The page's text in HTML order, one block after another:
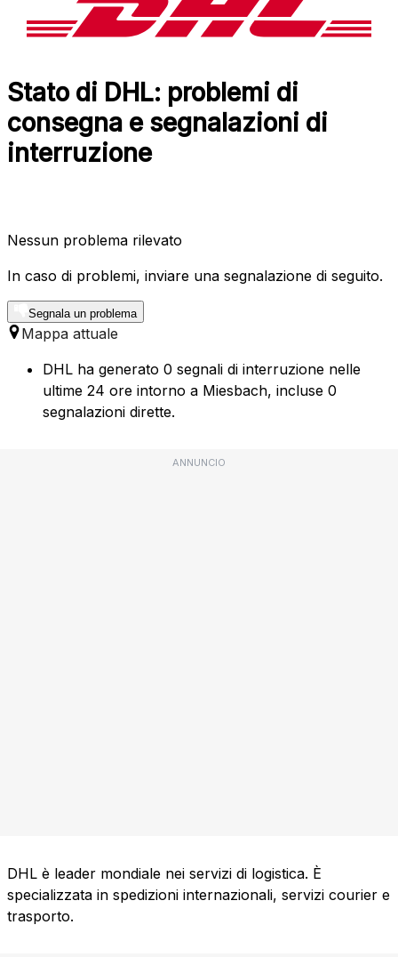
Stato di DHL: problemi di
consegna e segnalazioni di
interruzione
Nessun problema rilevato
In caso di problemi, inviare una segnalazione di seguito.
Segnala un problema
Mappa attuale
DHL ha generato 0 segnali di interruzione nelle
ultime 24 ore intorno a Miesbach, incluse 0
segnalazioni dirette.
ANNUNCIO
DHL è leader mondiale nei servizi di logistica. È
specializzata in spedizioni internazionali, servizi courier e
trasporto.